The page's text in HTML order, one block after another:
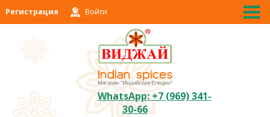
Регистрация Войти
WhatsApp: +7 (969) 341-
30-66